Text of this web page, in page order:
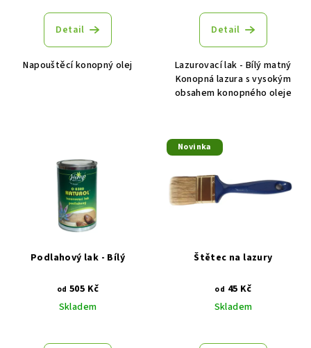
Detail
Napouštěcí konopný olej
Detail
Lazurovací lak - Bílý matný
Konopná lazura s vysokým
obsahem konopného oleje
Podlahový lak - Bílý
od 505 Kč
Skladem
Novinka
Štětec na lazury
od 45 Kč
Skladem